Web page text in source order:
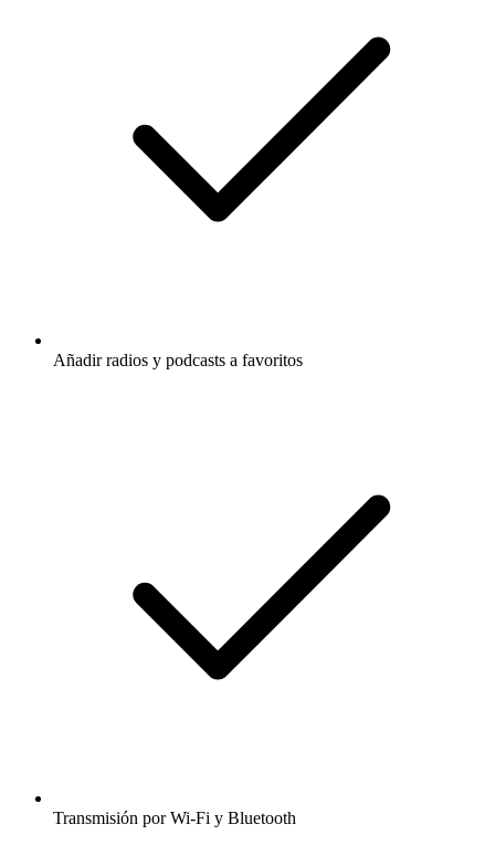
Añadir radios y podcasts a favoritos
Transmisión por Wi-Fi y Bluetooth